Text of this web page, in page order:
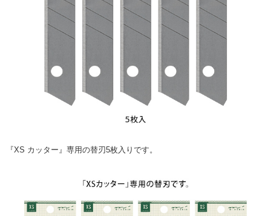
『XS カッター』専用の替刃5枚入りです。